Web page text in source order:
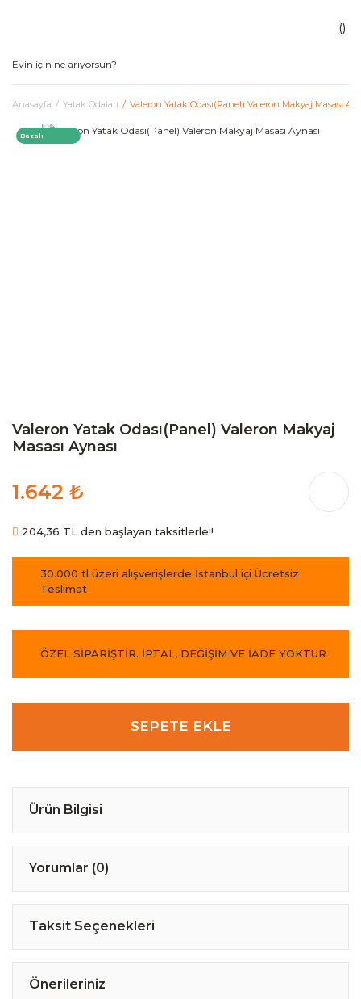
Anasayfa Yatak Odaları Valeron Yatak Odası(Panel) Valeron Makyaj Masası
Bazalı
Valeron Yatak Odası(Panel) Valeron Makyaj
Masası Aynası
1.642 ₺
204,36 TL den başlayan taksitlerle!!
30.000 tl üzeri alışverişlerde İstanbul içi Ücretsiz
Teslimat
ÖZEL SİPARİŞTİR. İPTAL, DEĞİŞİM VE İADE YOKTUR
SEPETE EKLE
Ürün Bilgisi
Yorumlar (0)
Taksit Seçenekleri
Önerileriniz